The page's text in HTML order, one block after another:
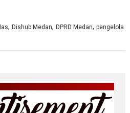
,Dishub Medan,DPRD Medan,pengelola